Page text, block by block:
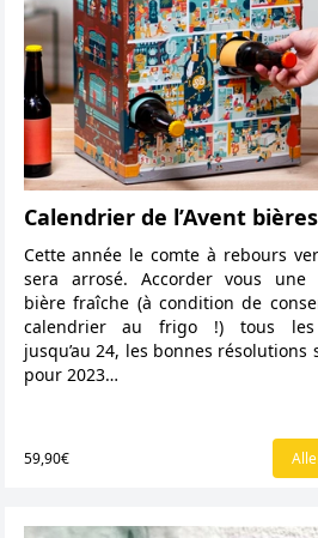
Calendrier de l’Avent bières
Cette année le comte à rebours
sera arrosé. Accorder vous une
bière fraîche (à condition de
calendrier au frigo !) tous
jusqu’au 24, les bonnes résolutions
pour 2023…
59,90€